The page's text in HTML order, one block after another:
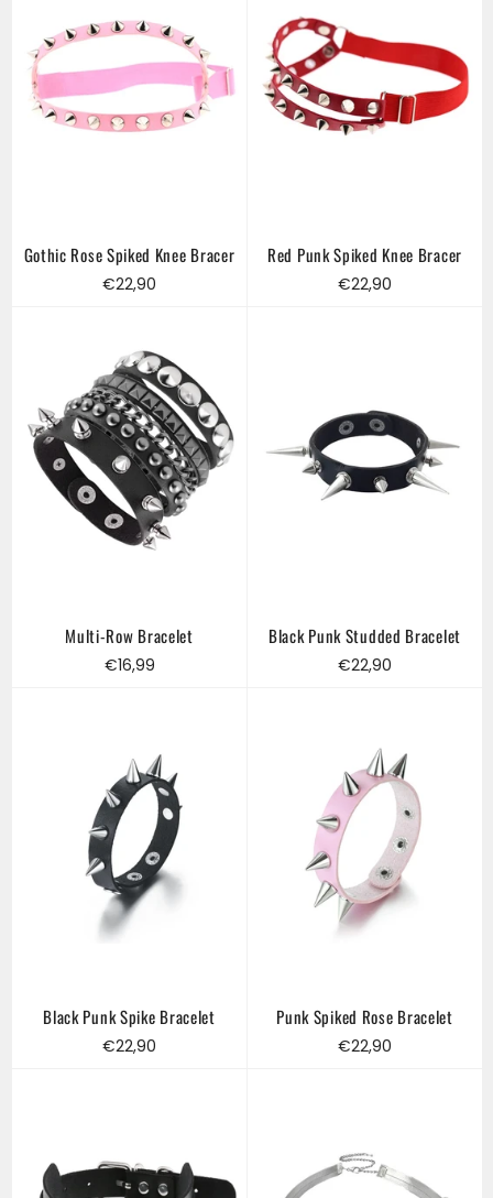
Gothic Rose Spiked Knee Bracer
Regular
€22,90
Red Punk Spiked Knee Bracer
Regular
€22,90
Multi-Row Bracelet
Regular
€16,99
Black Punk Studded Bracelet
Regular
€22,90
Black Punk Spike Bracelet
Regular
€22,90
Punk Spiked Rose Bracelet
Regular
€22,90